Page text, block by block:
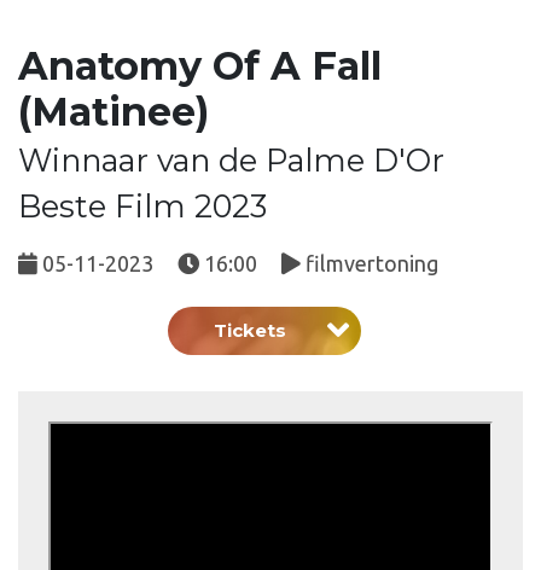
Anatomy Of A Fall
(Matinee)
Winnaar van de Palme D'Or
Beste Film 2023
05-11-2023 16:00 filmvertoning
Tickets